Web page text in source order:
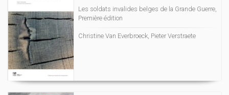
Les soldats invalides belges de la Grande Guerre,
Première édition
Christine Van Everbroeck, Pieter Verstraete